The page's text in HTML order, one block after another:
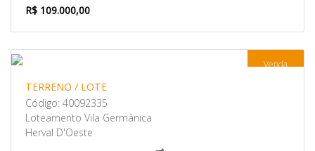
R$ 109.000,00
Venda
TERRENO / LOTE
Código: 40092335
Loteamento Vila Germânica
Herval D'Oeste